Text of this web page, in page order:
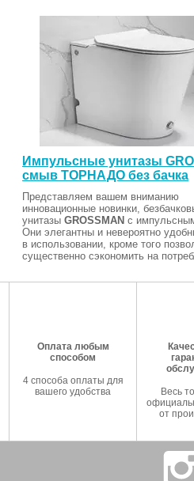
Импульсные унитазы
смыв ТОРНАДО без бачка
Представляем вашем вниманию
инновационные новинки,
унитазы GROSSMAN с
Они элегантны и невероятно
в использовании, кроме того
существенно сэкономить на
Оплата любым
способом
4 способа оплаты для
вашего удобства
Весь
от